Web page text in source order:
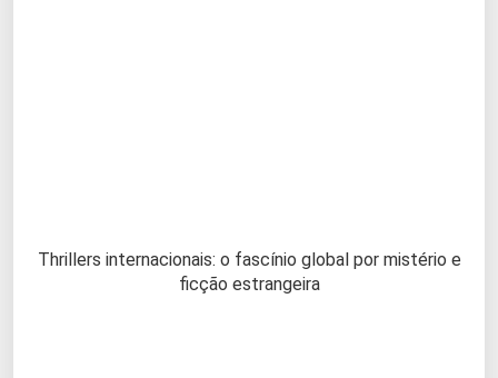
Thrillers internacionais: o fascínio global por mistério e
ficção estrangeira